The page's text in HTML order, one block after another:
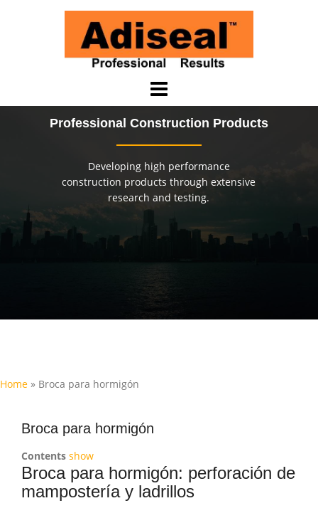
Professional Construction Products
Developing high performance
construction products through extensive
research and testing.
Home » Broca para hormigón
Broca para hormigón
Contents show
Broca para hormigón: perforación de
mampostería y ladrillos